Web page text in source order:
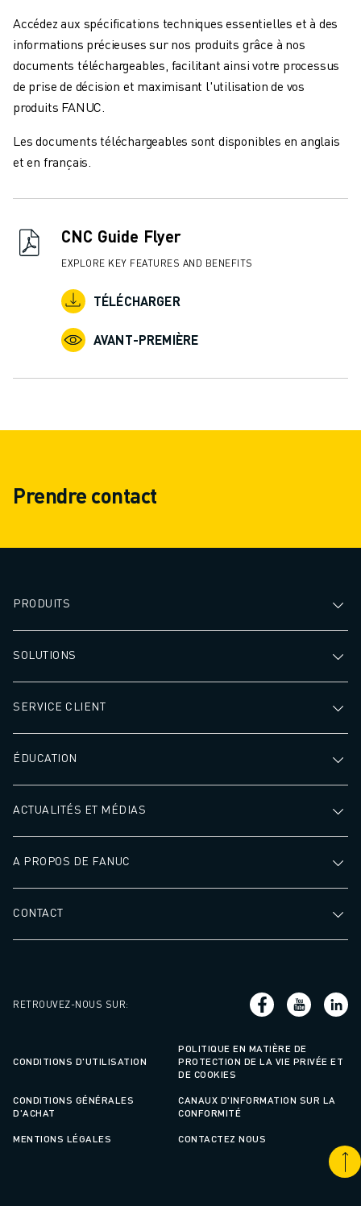
Accédez aux spécifications techniques essentielles et à des
informations précieuses sur nos produits grâce à nos
documents téléchargeables, facilitant ainsi votre processus
de prise de décision et maximisant l'utilisation de vos
produits FANUC.
Les documents téléchargeables sont disponibles en anglais
et en français.
CNC Guide Flyer
EXPLORE KEY FEATURES AND BENEFITS
TÉLÉCHARGER
AVANT-PREMIÈRE
Prendre contact
PRODUITS
SOLUTIONS
SERVICE CLIENT
ÉDUCATION
ACTUALITÉS ET MÉDIAS
A PROPOS DE FANUC
CONTACT
RETROUVEZ-NOUS SUR:
CONDITIONS D'UTILISATION
POLITIQUE EN MATIÈRE DE
PROTECTION DE LA VIE PRIVÉE ET
DE COOKIES
CONDITIONS GÉNÉRALES
D'ACHAT
CANAUX D'INFORMATION SUR LA
CONFORMITÉ
MENTIONS LÉGALES CONTACTEZ NOUS